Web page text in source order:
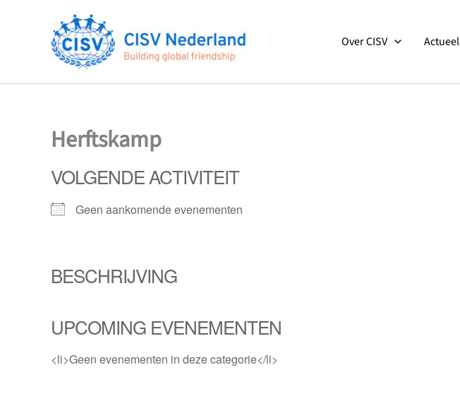
Over CISV Actueel
Herftskamp
VOLGENDE ACTIVITEIT
Geen aankomende evenementen
BESCHRIJVING
UPCOMING EVENEMENTEN
<li>Geen evenementen in deze categorie</li>